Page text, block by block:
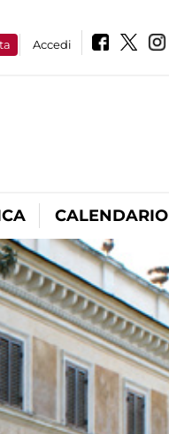
Accedi
CALENDARIO